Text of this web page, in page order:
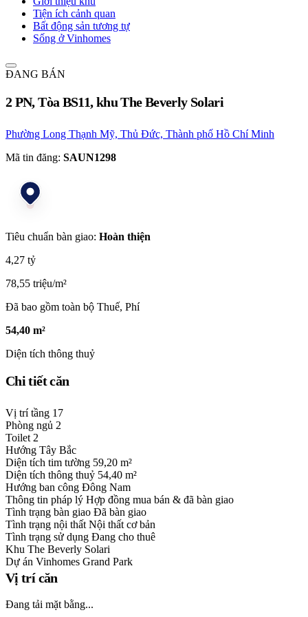
Tiện ích cảnh quan
Bất động sản tương tự
Sống ở Vinhomes
ĐANG BÁN
2 PN, Tòa BS11, khu The Beverly Solari
Phường Long Thạnh Mỹ, Thủ Đức, Thành phố Hồ Chí Minh
Mã tin đăng: SAUN1298
Tiêu chuẩn bàn giao: Hoàn thiện
4,27 tỷ
78,55 triệu/m²
Đã bao gồm toàn bộ Thuế, Phí
54,40 m²
Diện tích thông thuỷ
Chi tiết căn
Vị trí tầng 17
Phòng ngủ 2
Toilet 2
Hướng Tây Bắc
Diện tích tim tường 59,20 m²
Diện tích thông thuỷ 54,40 m²
Hướng ban công Đông Nam
Thông tin pháp lý Hợp đồng mua bán & đã bàn giao
Tình trạng bàn giao Đã bàn giao
Tình trạng nội thất Nội thất cơ bản
Tình trạng sử dụng Đang cho thuê
Khu The Beverly Solari
Dự án Vinhomes Grand Park
Vị trí căn
Đang tải mặt bằng...